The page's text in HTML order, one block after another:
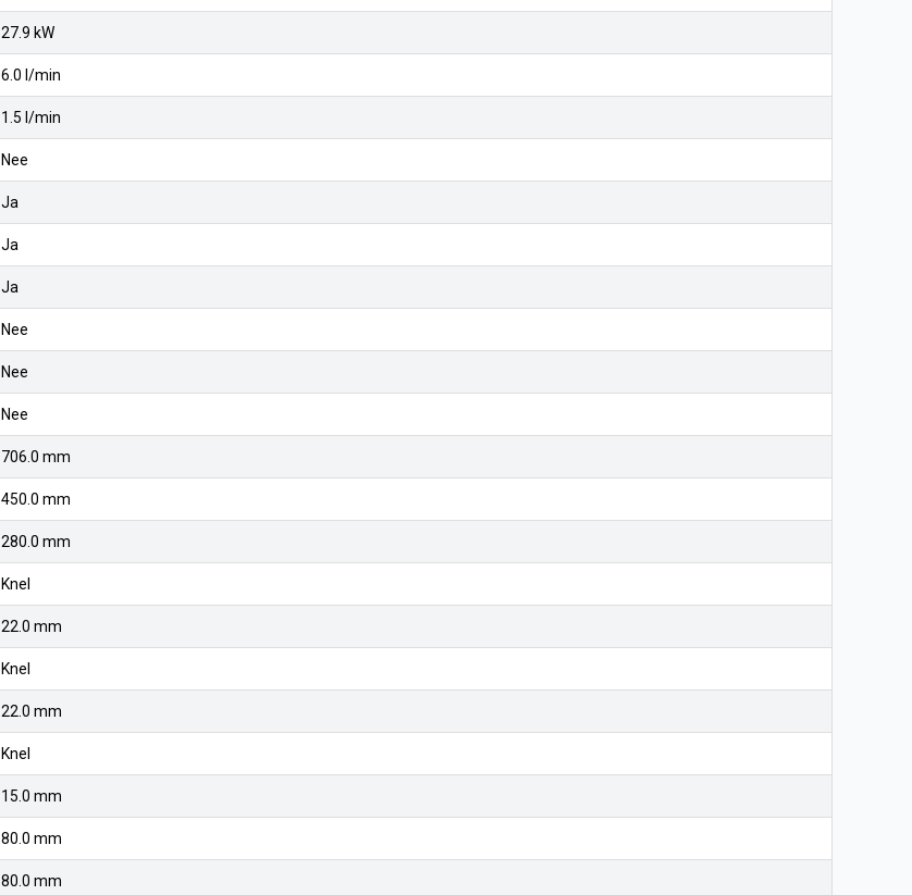
27.9 kW
6.0 l/min
1.5 l/min
Nee
Ja
Ja
Ja
Nee
Nee
Nee
706.0 mm
450.0 mm
280.0 mm
Knel
22.0 mm
Knel
22.0 mm
Knel
15.0 mm
80.0 mm
80.0 mm